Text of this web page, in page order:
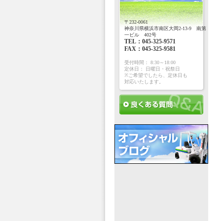
〒232-0061
神奈川県横浜市南区大岡2-13-9 南第
一ビル 402号
TEL：045-325-9571
FAX：045-325-9581
受付時間： 8:30～18:00
定休日： 日曜日・祝祭日
※ご希望でしたら、定休日も
対応いたします。